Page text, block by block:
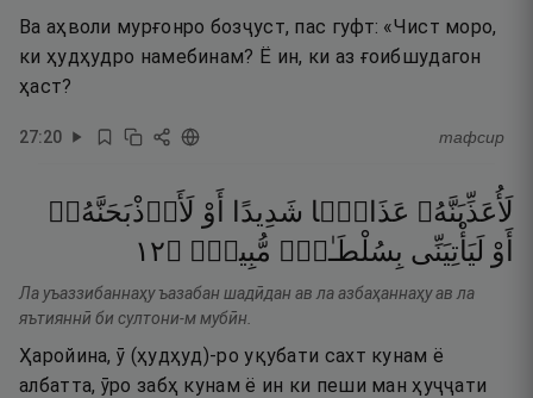
Ва аҳволи мурғонро бозҷуст, пас гуфт: «Чист моро,
ки ҳудҳудро намебинам? Ё ин, ки аз ғоибшудагон
ҳаст?
27:20 тафсир
لَأُعَذِّبَنَّهُۥ عَذَابًۭا شَدِيدًا أَوْ لَأَا۟ذْبَحَنَّهُۥٓ
أَوْ لَيَأْتِيَنِّى بِسُلْطَـٰنٍۢ مُّبِينٍۢ ۝٢١
Ла уъаззибаннаҳу ъазабан шадӣдан ав ла азбаҳаннаҳу ав ла
яътияннӣ би султони-м мубӣн.
Ҳаройина, ӯ (ҳудҳуд)-ро уқубати сахт кунам ё
албатта, ӯро забҳ кунам ё ин ки пеши ман ҳуҷҷати